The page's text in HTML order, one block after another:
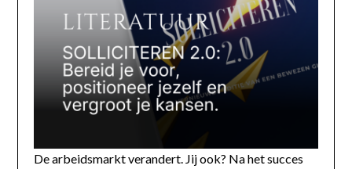
De arbeidsmarkt verandert. Jij ook? Na het succes